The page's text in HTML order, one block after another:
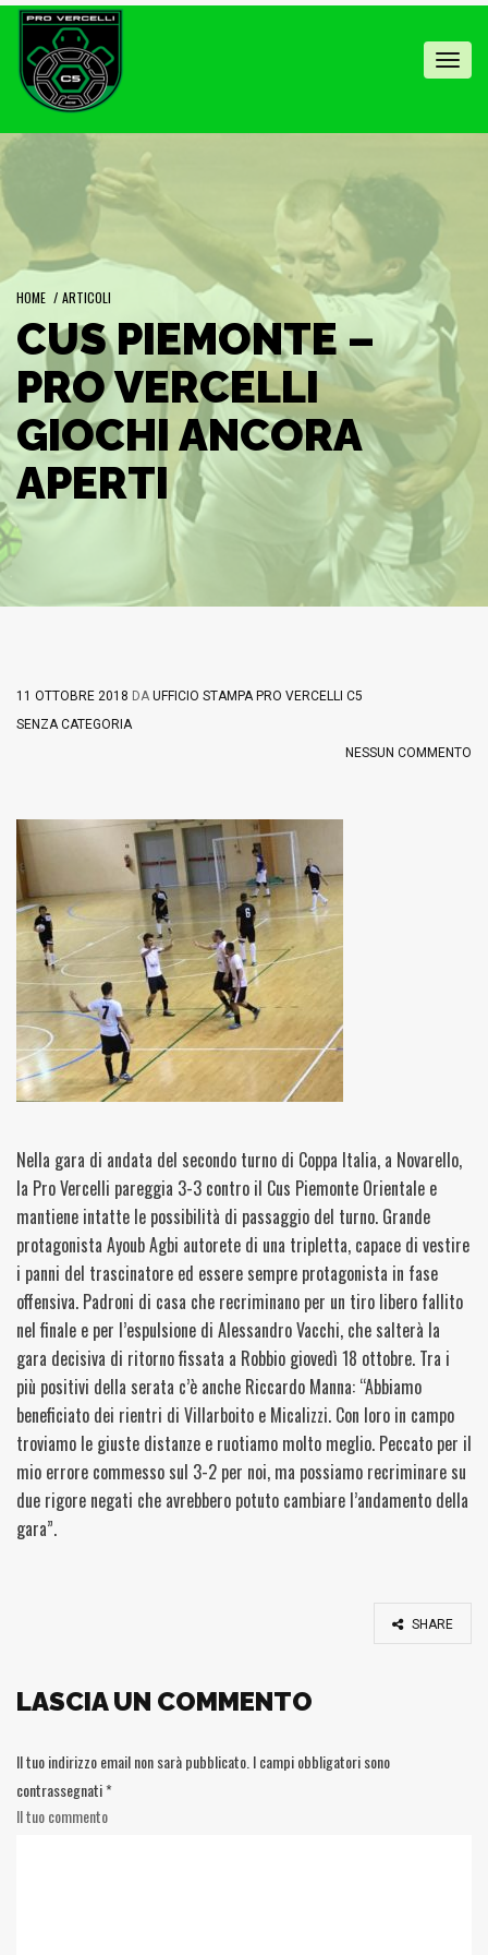
HOME / ARTICOLI
CUS PIEMONTE –
PRO VERCELLI
GIOCHI ANCORA
APERTI
11 OTTOBRE 2018 DA UFFICIO STAMPA PRO VERCELLI C5
SENZA CATEGORIA
NESSUN COMMENTO
Nella gara di andata del secondo turno di Coppa Italia, a Novarello,
la Pro Vercelli pareggia 3-3 contro il Cus Piemonte Orientale e
mantiene intatte le possibilità di passaggio del turno. Grande
protagonista Ayoub Agbi autorete di una tripletta, capace di vestire
i panni del trascinatore ed essere sempre protagonista in fase
offensiva. Padroni di casa che recriminano per un tiro libero fallito
nel finale e per l’espulsione di Alessandro Vacchi, che salterà la
gara decisiva di ritorno fissata a Robbio giovedì 18 ottobre. Tra i
più positivi della serata c’è anche Riccardo Manna: “Abbiamo
beneficiato dei rientri di Villarboito e Micalizzi. Con loro in campo
troviamo le giuste distanze e ruotiamo molto meglio. Peccato per il
mio errore commesso sul 3-2 per noi, ma possiamo recriminare su
due rigore negati che avrebbero potuto cambiare l’andamento della
gara”.
SHARE
LASCIA UN COMMENTO
Il tuo indirizzo email non sarà pubblicato. I campi obbligatori sono
contrassegnati*
Il tuo commento